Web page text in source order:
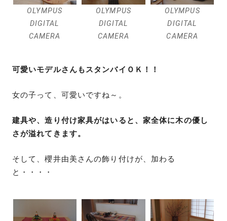
OLYMPUS
DIGITAL
CAMERA
OLYMPUS
DIGITAL
CAMERA
OLYMPUS
DIGITAL
CAMERA
可愛いモデルさんもスタンバイＯＫ！！
女の子って、可愛いですね～。
建具や、造り付け家具がはいると、家全体に木の優し
さが溢れてきます。
そして、櫻井由美さんの飾り付けが、加わる
と・・・・